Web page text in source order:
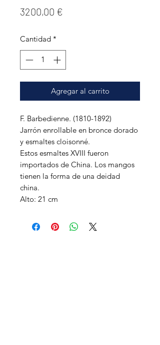
3200,00 €
Cantidad *
Agregar al carrito
F. Barbedienne. (1810-1892)
Jarrón enrollable en bronce dorado
y esmaltes cloisonné.
Estos esmaltes XVIII fueron
importados de China. Los mangos
tienen la forma de una deidad
china.
Alto: 21 cm